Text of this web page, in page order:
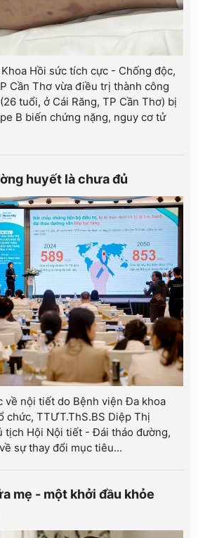
Hồi sức tích cực - Chống độc,
Cần Thơ vừa điều trị thành công
tuổi, ở Cái Răng, TP Cần Thơ) bị
B biến chứng nặng, nguy cơ tử
huyết là chưa đủ
về nội tiết do Bệnh viện Đa khoa
chức, TTƯT.ThS.BS Diệp Thị
tịch Hội Nội tiết - Đái tháo đường,
sự thay đổi mục tiêu...
mẹ - một khởi đầu khỏe